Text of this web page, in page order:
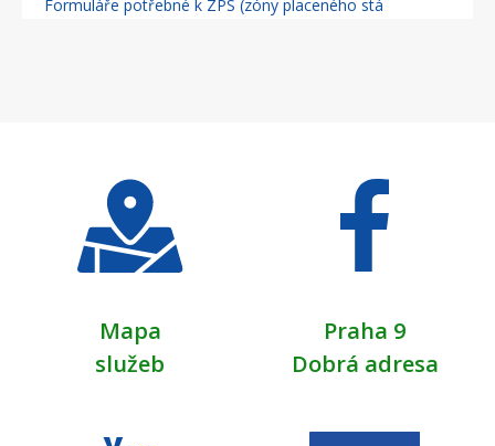
Formuláře potřebné k ZPS (zóny placeného stá
Mapa
služeb
Praha 9
Dobrá adresa